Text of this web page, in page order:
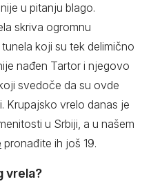
u pitanju blago.
skriva ogromnu
koji su tek delimično
nađen Tartor i njegovo
svedoče da su ovde
Krupajsko vrelo danas je
u Srbiji, a u našem
pronađite ih još 19.
vrela?